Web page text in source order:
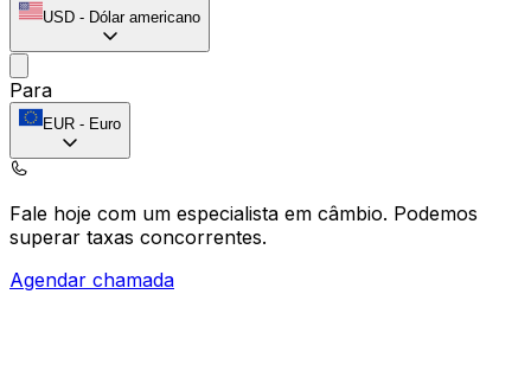
USD - Dólar americano
Para
EUR - Euro
Fale hoje com um especialista em câmbio. Podemos
superar taxas concorrentes.
Agendar chamada